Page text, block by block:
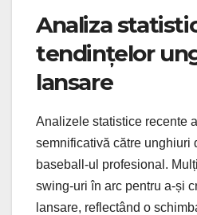
Analiza
tendințelor
lansare
Analizele statistice recente
semnificativă către unghiuri
baseball-ul profesional.
swing-uri în arc pentru a-și
lansare, reflectând o